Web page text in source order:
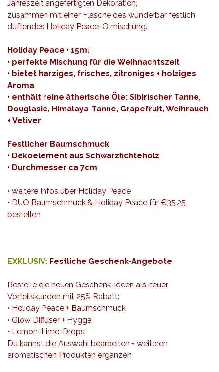
Jahreszeit angefertigten Dekoration,
zusammen mit einer Flasche des wunderbar festlich
duftendes Holiday Peace-Ölmischung.
Holiday Peace • 15ml
• perfekte Mischung für die Weihnachtszeit
• bietet harziges, frisches, zitroniges + holziges
Aroma
• enthält reine ätherische Öle: Sibirischer Tanne,
Douglasie, Himalaya-Tanne, Grapefruit, Weihrauch
+ Vetiver
Festlicher Baumschmuck
• Dekoelement aus Schwarzfichteholz
• Durchmesser ca 7cm
• weitere Infos über Holiday Peace
• DUO Baumschmuck & Holiday Peace für €35,25
bestellen
EXKLUSIV: Festliche Geschenk-Angebote
Bestelle die neuen Geschenk-Ideen als neuer
Vorteilskunden mit 25% Rabatt:
• Holiday Peace + Baumschmuck
• Glow Diffuser + Hygge
• Lemon-Lime-Drops
Du kannst die Auswahl bearbeiten + weiteren
aromatischen Produkten ergänzen.